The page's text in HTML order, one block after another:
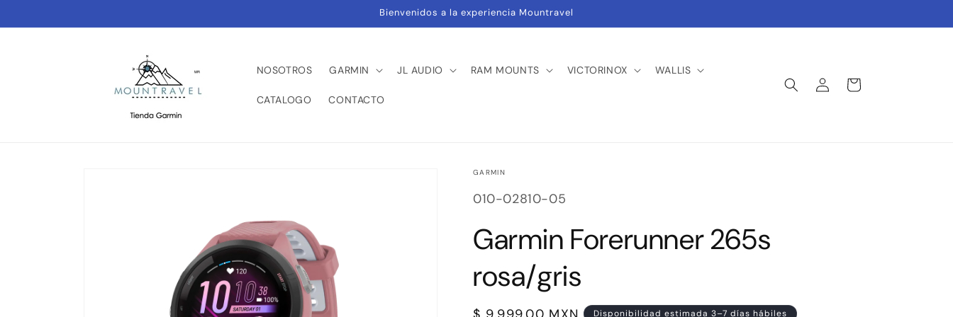
al contenido
Bienvenidos a la experiencia Mountravel
NOSOTROS GARMIN JL AUDIO RAM MOUNTS VICTORINOX WALLIS
CATALOGO CONTACTO
Iniciar
sesión
Carrito
GARMIN
SKU:
010-02810-05
Garmin Forerunner 265s
rosa/gris
Disponibilidad estimada 3–7 días hábiles